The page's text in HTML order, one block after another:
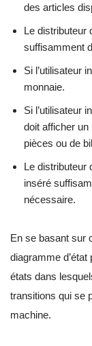
des articles
Le distributeur
suffisamment
Si l’utilisateur
monnaie.
Si l’utilisateur
doit afficher un
pièces ou de
Le distributeur
inséré
nécessaire.
En se basant sur
diagramme
états dans
transitions qui se
machine.